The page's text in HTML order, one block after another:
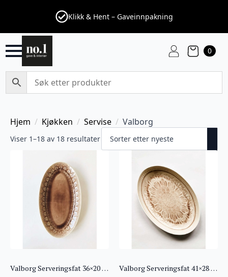
Klikk & Hent – Gaveinnpakning
0
Hjem Kjøkken Servise Valborg
Viser 1–18 av 18 resultater
Valborg Serveringsfat 36×20 aubergine Valborg Serveringsfat 41×28 cm Rosa